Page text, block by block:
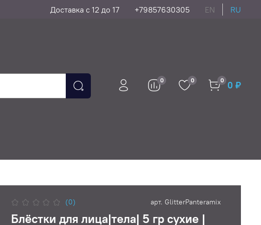
Доставка с 12 до 17 +79857630305 EN RU
0 0 0 0 ₽
(0) арт. GlitterPanteramix
Блёстки для лица|тела| 5 гр сухие |